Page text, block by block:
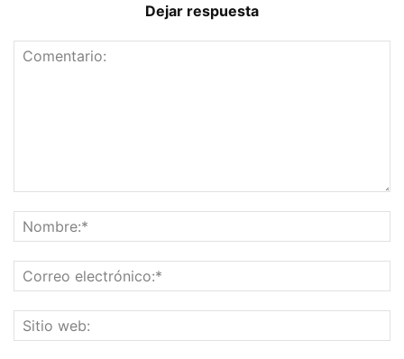
Dejar respuesta